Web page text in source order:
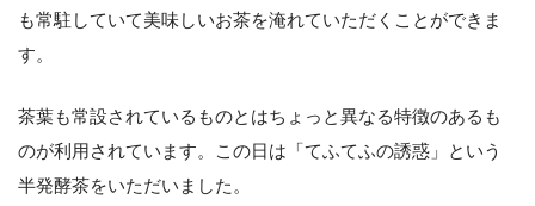
も常駐していて美味しいお茶を淹れていただくことができま
す。
茶葉も常設されているものとはちょっと異なる特徴のあるも
のが利用されています。この日は「てふてふの誘惑」という
半発酵茶をいただいました。